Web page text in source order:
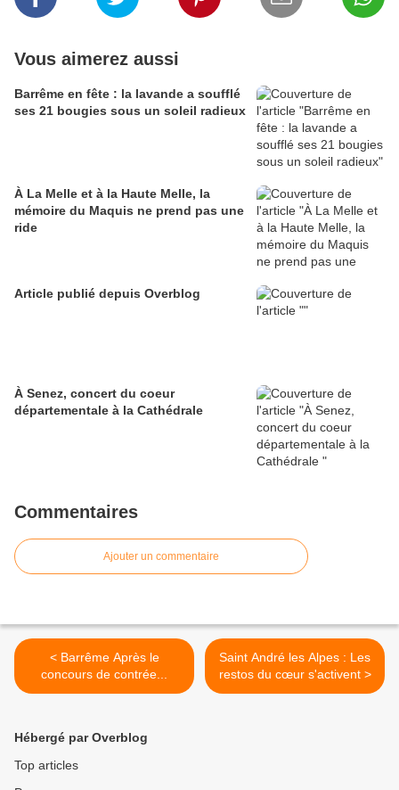
Vous aimerez aussi
Barrême en fête : la lavande a soufflé
ses 21 bougies sous un soleil radieux
À La Melle et à la Haute Melle, la
mémoire du Maquis ne prend pas une
ride
Article publié depuis Overblog
À Senez, concert du coeur
départementale à la Cathédrale
Commentaires
Ajouter un commentaire
< Barrême Après le
concours de contrée...
Saint André les Alpes : Les
restos du cœur s'activent >
Hébergé par Overblog
Top articles